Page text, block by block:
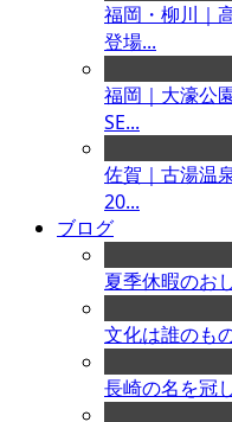
福岡・柳川｜
登場...
福岡｜大濠公
SE...
佐賀｜古湯温
20...
ブログ
夏季休暇のお
文化は誰のも
長崎の名を冠